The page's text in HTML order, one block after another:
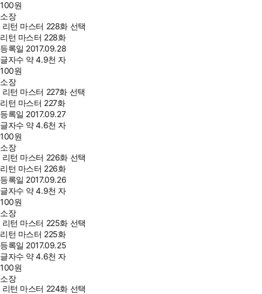
100원
소장
리턴 마스터 228화 선택
리턴 마스터 228화
등록일 2017.09.28
글자수 약 4.9천 자
100원
소장
리턴 마스터 227화 선택
리턴 마스터 227화
등록일 2017.09.27
글자수 약 4.6천 자
100원
소장
리턴 마스터 226화 선택
리턴 마스터 226화
등록일 2017.09.26
글자수 약 4.9천 자
100원
소장
리턴 마스터 225화 선택
리턴 마스터 225화
등록일 2017.09.25
글자수 약 4.6천 자
100원
소장
리턴 마스터 224화 선택